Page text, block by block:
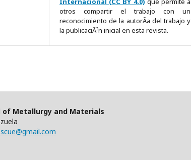
otros compartir el trabajo con un
reconocimiento de la autorÃ­a del trabajo y
la publicaciÃ³n inicial en esta revista.
of Metallurgy and Materials